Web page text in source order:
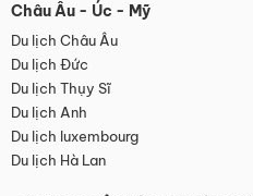
Châu Âu - Úc - Mỹ
Du lịch Châu Âu
Du lịch Đức
Du lịch Thụy Sĩ
Du lịch Anh
Du lịch luxembourg
Du lịch Hà Lan